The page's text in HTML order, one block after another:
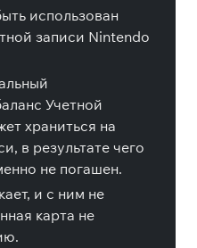
использован
записи Nintendo
Учетной
храниться на
в результате чего
не погашен.
и с ним не
карта не